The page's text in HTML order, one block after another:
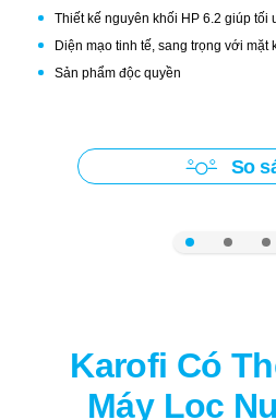
Thiết kế nguyên khối HP 6.2 giúp tối
Diện mạo tinh tế, sang trọng với
Sản phẩm độc quyền
So
Karofi Có
Máy Lọc